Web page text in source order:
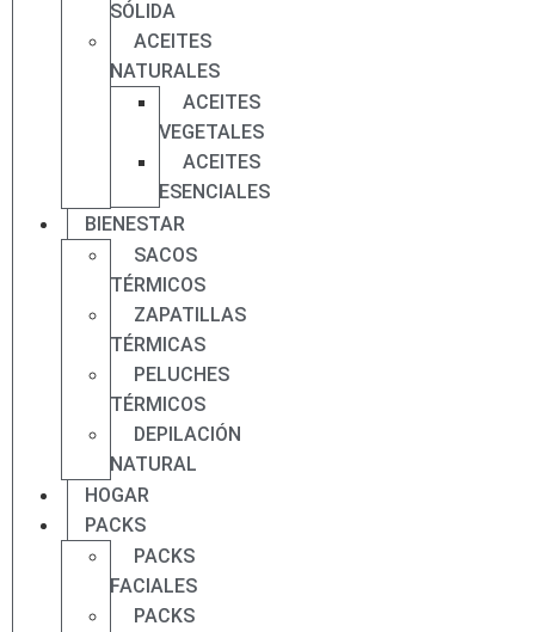
SÓLIDA
ACEITES
NATURALES
ACEITES
VEGETALES
ACEITES
ESENCIALES
BIENESTAR
SACOS
TÉRMICOS
ZAPATILLAS
TÉRMICAS
PELUCHES
TÉRMICOS
DEPILACIÓN
NATURAL
HOGAR
PACKS
PACKS
FACIALES
PACKS